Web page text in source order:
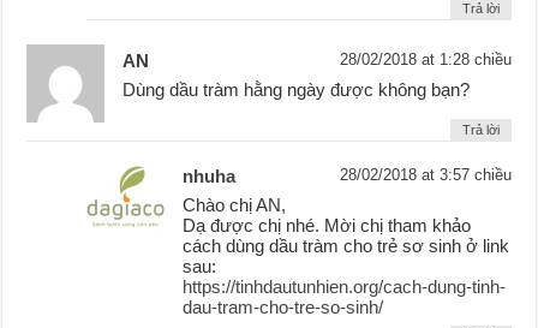
Trả lời
AN 28/02/2018 at 1:28 chiều
Dùng dầu tràm hằng ngày được không bạn?
Trả lời
nhuha 28/02/2018 at 3:57 chiều
Chào chị AN,
Dạ được chị nhé. Mời chị tham khảo
cách dùng dầu tràm cho trẻ sơ sinh ở link
sau:
https://tinhdautunhien.org/cach-dung-tinh-
dau-tram-cho-tre-so-sinh/